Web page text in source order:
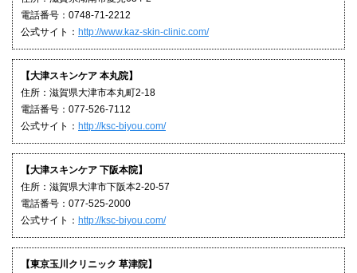
電話番号：0748-71-2212
公式サイト： http://www.kaz-skin-clinic.com/
【大津スキンケア 本丸院】
住所：滋賀県大津市本丸町2-18
電話番号：077-526-7112
公式サイト： http://ksc-biyou.com/
【大津スキンケア 下阪本院】
住所：滋賀県大津市下阪本2-20-57
電話番号：077-525-2000
公式サイト： http://ksc-biyou.com/
【東京玉川クリニック 草津院】